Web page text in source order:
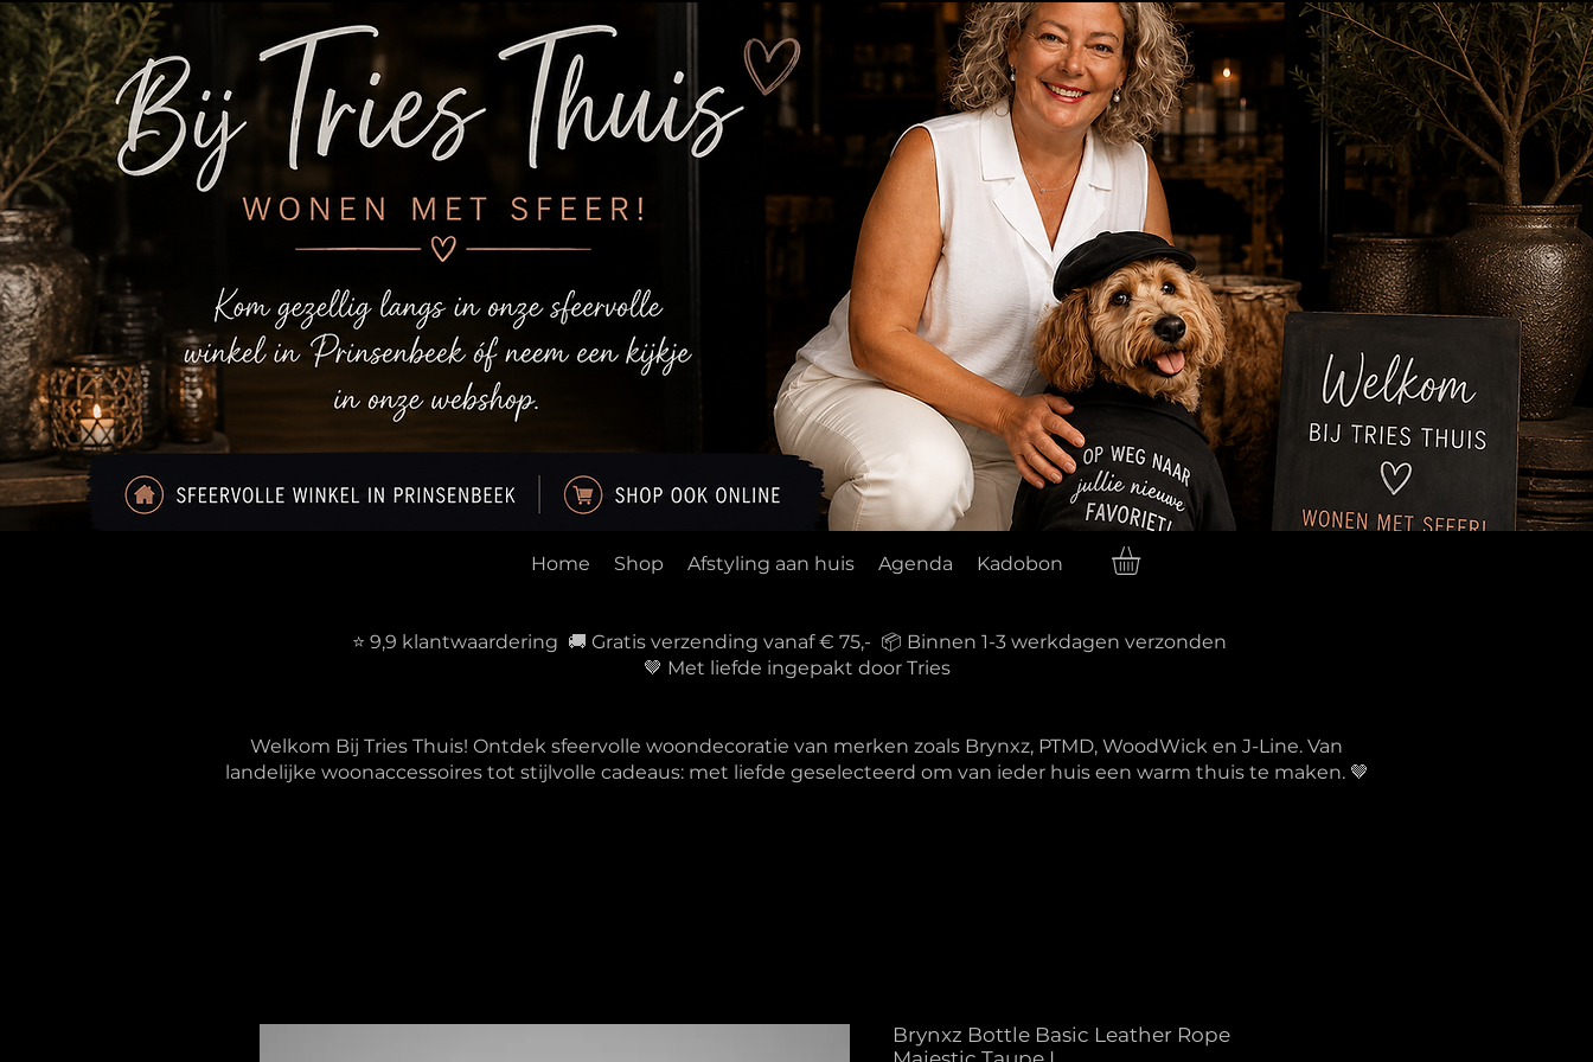
Home Shop Afstyling aan huis Agenda Kadobon
⭐ 9,9 klantwaardering 🚚 Gratis verzending vanaf € 75,- 📦 Binnen 1-3 werkdagen verzonden
🤎 Met liefde ingepakt door Tries
Welkom Bij Tries Thuis! Ontdek sfeervolle woondecoratie van merken zoals Brynxz, PTMD, WoodWick en J-Line. Van
landelijke woonaccessoires tot stijlvolle cadeaus: met liefde geselecteerd om van ieder huis een warm thuis te maken. 🤎
Brynxz Bottle Basic Leather Rope